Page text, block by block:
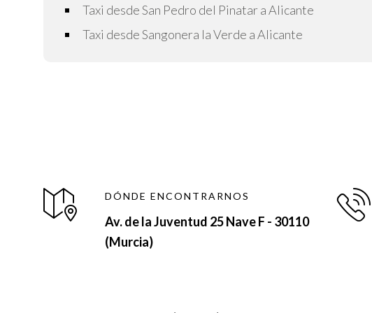
Taxi desde San Pedro del Pinatar a Alicante
Taxi desde Sangonera la Verde a Alicante
DÓNDE ENCONTRARNOS
Av. de la Juventud 25 Nave F - 30110
(Murcia)